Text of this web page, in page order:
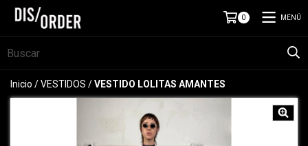
0 MENÚ
Inicio /VESTIDOS /VESTIDO LOLITAS AMANTES